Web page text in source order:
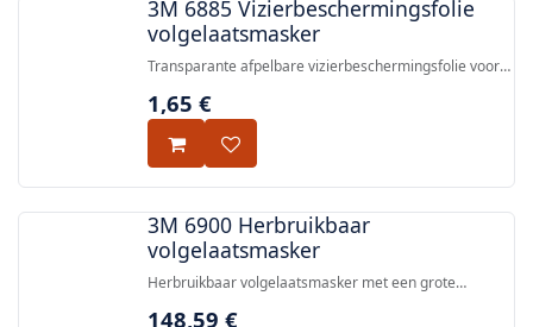
3M 6885 Vizierbeschermingsfolie
volgelaatsmasker
Transparante afpelbare vizierbeschermingsfolie voor
beschermt tegen krassen, splinters en stof.
1,65 €
3M 6900 Herbruikbaar
volgelaatsmasker
Herbruikbaar volgelaatsmasker met een grote
148,59 €